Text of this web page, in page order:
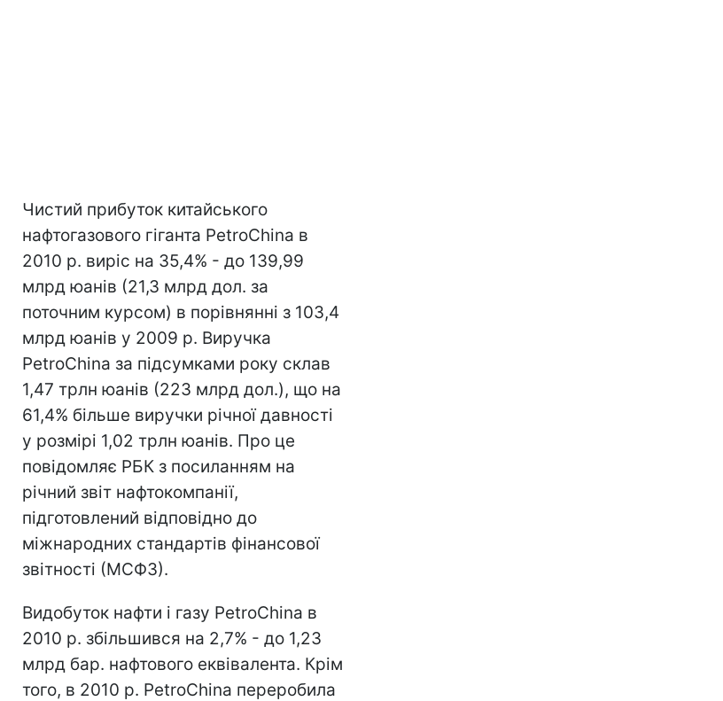
Чистий прибуток китайського
нафтогазового гіганта PetroChina в
2010 р. виріс на 35,4% - до 139,99
млрд юанів (21,3 млрд дол. за
поточним курсом) в порівнянні з 103,4
млрд юанів у 2009 р. Виручка
PetroChina за підсумками року склав
1,47 трлн юанів (223 млрд дол.), що на
61,4% більше виручки річної давності
у розмірі 1,02 трлн юанів. Про це
повідомляє РБК з посиланням на
річний звіт нафтокомпанії,
підготовлений відповідно до
міжнародних стандартів фінансової
звітності (МСФЗ).
Видобуток нафти і газу PetroChina в
2010 р. збільшився на 2,7% - до 1,23
млрд бар. нафтового еквівалента. Крім
того, в 2010 р. PetroChina переробила